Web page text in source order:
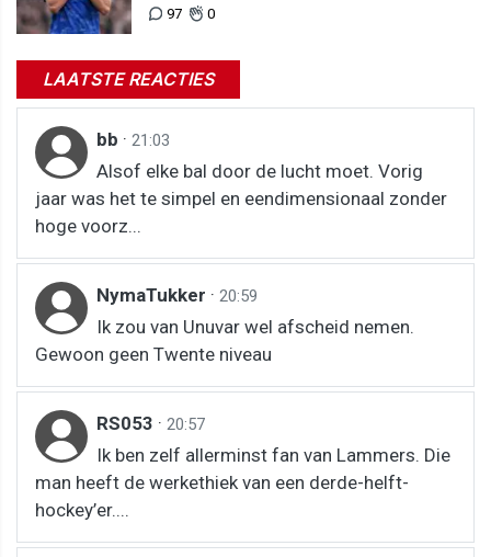
97 0
LAATSTE REACTIES
bb · 21:03
Alsof elke bal door de lucht moet. Vorig
jaar was het te simpel en eendimensionaal zonder
hoge voorz...
NymaTukker · 20:59
Ik zou van Unuvar wel afscheid nemen.
Gewoon geen Twente niveau
RS053 · 20:57
Ik ben zelf allerminst fan van Lammers. Die
man heeft de werkethiek van een derde-helft-
hockey’er....